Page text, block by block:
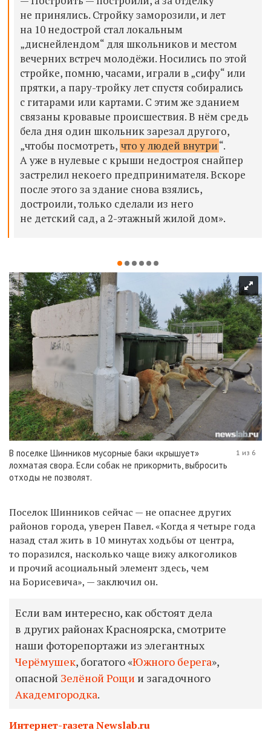
не принялись. Стройку заморозили, и лет
на 10 недострой стал локальным
„диснейлендом“ для школьников и местом
вечерних встреч молодёжи. Носились по этой
стройке, помню, часами, играли в „сифу“ или
прятки, а пару-тройку лет спустя собирались
с гитарами или картами. С этим же зданием
связаны кровавые происшествия. В нём средь
бела дня один школьник зарезал другого,
„чтобы посмотреть, что у людей внутри“.
А уже в нулевые с крыши недостроя снайпер
застрелил некоего предпринимателя. Вскоре
после этого за здание снова взялись,
достроили, только сделали из него
не детский сад, а 2-этажный жилой дом».
В поселке Шинников мусорные баки «крышует»
лохматая свора. Если собак не прикормить, выбросить
отходы не позволят.
1 из 6
Поселок Шинников сейчас — не опаснее других
районов города, уверен Павел. «Когда я четыре года
назад стал жить в 10 минутах ходьбы от центра,
то поразился, насколько чаще вижу алкоголиков
и прочий асоциальный элемент здесь, чем
на Борисевича», — заключил он.
Если вам интересно, как обстоят дела
в других районах Красноярска, смотрите
наши фоторепортажи из элегантных
Черёмушек, богатого «Южного берега»,
опасной Зелёной Рощи и загадочного
Академгородка.
Интернет-газета Newslab.ru